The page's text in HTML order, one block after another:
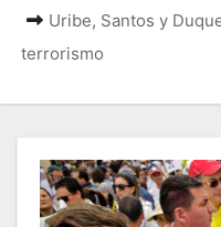
Uribe, Santos y
terrorismo